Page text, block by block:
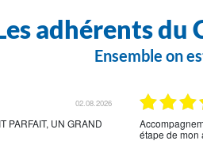
adhérents du
Ensemble on
18.07.2026
le CSF des
suivi mon dossier du
Accueil très